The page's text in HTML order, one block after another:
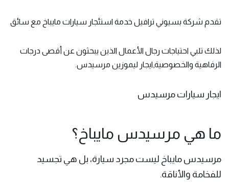
تقدم شركة بسيوني ترافيل خدمة استئجار سيارات مايباخ مع سائق
لذلك تلبي احتياجات رجال الأعمال الذين يبحثون عن أقصى درجات
الرفاهية والخصوصية,ايجار ليموزين مرسيدس.
ايجار سيارات مرسيدس
ما هي مرسيدس مايباخ؟
مرسيدس مايباخ ليست مجرد سيارة، بل هي تجسيد
للفخامة والأناقة.